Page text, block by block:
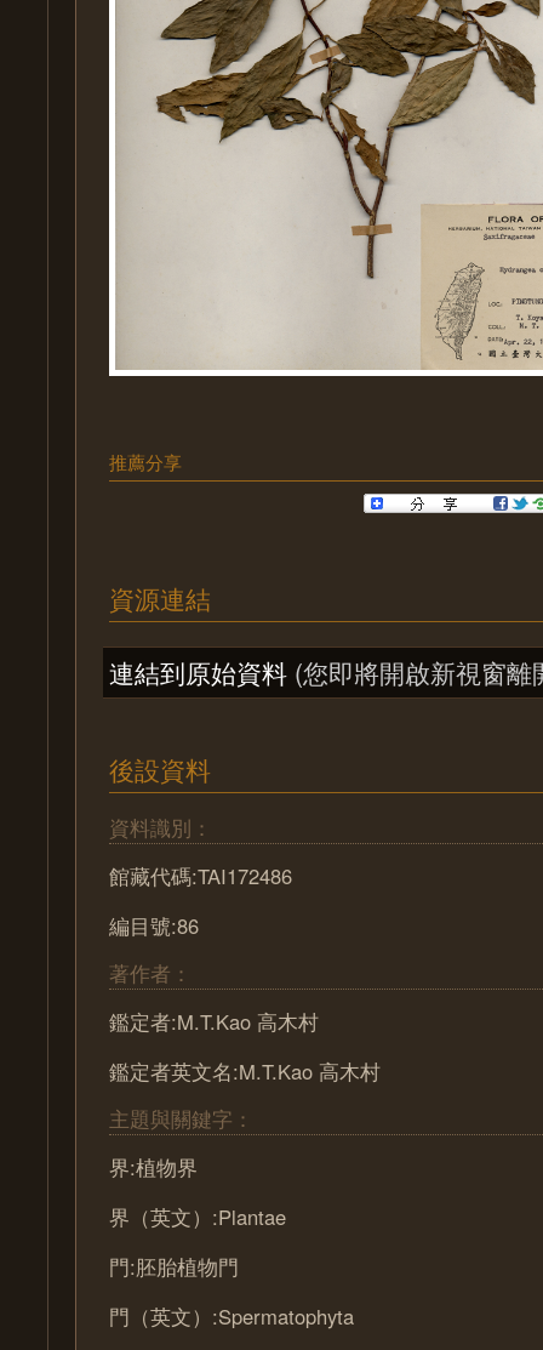
推薦分享
資源連結
連結到原始資料 (您即將開啟新視窗離
後設資料
資料識別：
館藏代碼:TAI172486
編目號:86
著作者：
鑑定者:M.T.Kao 高木村
鑑定者英文名:M.T.Kao 高木村
主題與關鍵字：
界:植物界
界（英文）:Plantae
門:胚胎植物門
門（英文）:Spermatophyta